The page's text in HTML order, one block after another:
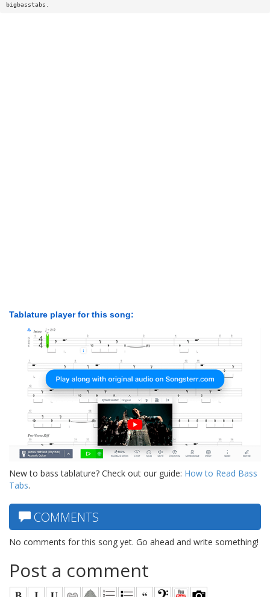
bigbasstabs.
Tablature player for this song:
New to bass tablature? Check out our guide: How to Read Bass
Tabs.
COMMENTS
No comments for this song yet. Go ahead and write something!
Post a comment